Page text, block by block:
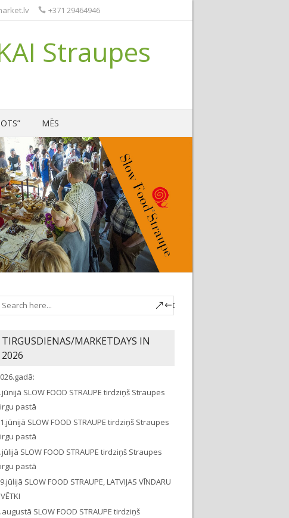
+371 29464946
Straupes
MĒS
TIRGUSDIENAS/MARKETDAYS IN
2026
SLOW FOOD STRAUPE tirdziņš Straupes
pastā
SLOW FOOD STRAUPE tirdziņš Straupes
pastā
SLOW FOOD STRAUPE tirdziņš Straupes
pastā
SLOW FOOD STRAUPE, LATVIJAS VĪNDARU
SLOW FOOD STRAUPE tirdziņš